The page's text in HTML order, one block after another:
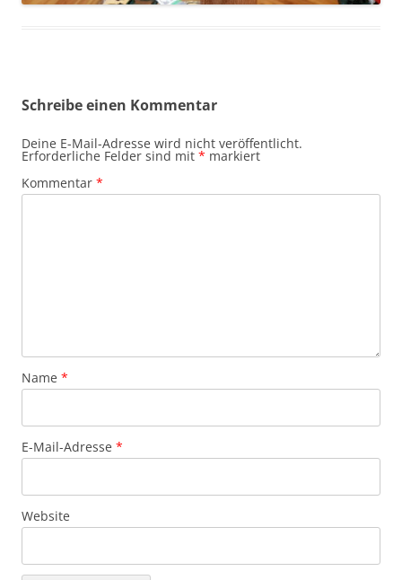
Schreibe einen Kommentar
Deine E-Mail-Adresse wird nicht veröffentlicht.
Erforderliche Felder sind mit * markiert
Kommentar *
Name *
E-Mail-Adresse *
Website